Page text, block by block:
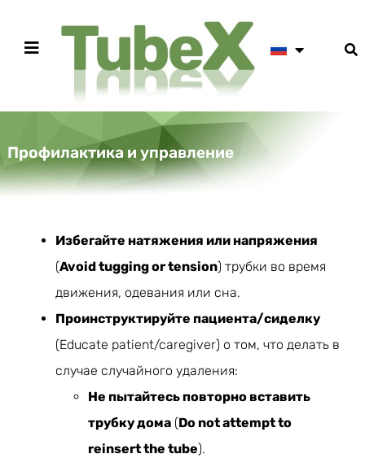
Профилактика и управление
Избегайте натяжения или напряжения
(Avoid tugging or tension) трубки во время
движения, одевания или сна.
Проинструктируйте пациента/сиделку
(Educate patient/caregiver) о том, что делать в
случае случайного удаления:
Не пытайтесь повторно вставить
трубку дома(Do not attempt to
reinsert the tube).